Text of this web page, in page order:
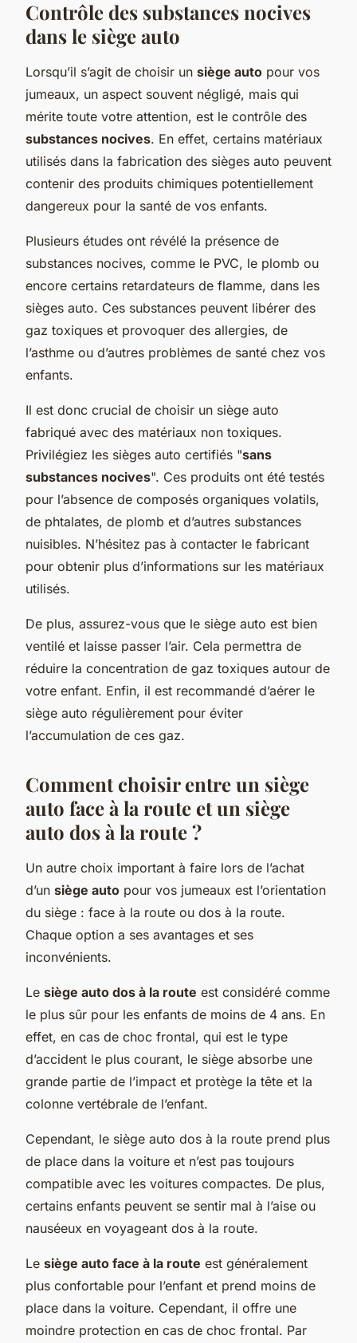
Contrôle des substances nocives
dans le siège auto
Lorsqu’il s’agit de choisir un siège auto pour vos
jumeaux, un aspect souvent négligé, mais qui
mérite toute votre attention, est le contrôle des
substances nocives. En effet, certains matériaux
utilisés dans la fabrication des sièges auto peuvent
contenir des produits chimiques potentiellement
dangereux pour la santé de vos enfants.
Plusieurs études ont révélé la présence de
substances nocives, comme le PVC, le plomb ou
encore certains retardateurs de flamme, dans les
sièges auto. Ces substances peuvent libérer des
gaz toxiques et provoquer des allergies, de
l’asthme ou d’autres problèmes de santé chez vos
enfants.
Il est donc crucial de choisir un siège auto
fabriqué avec des matériaux non toxiques.
Privilégiez les sièges auto certifiés "sans
substances nocives". Ces produits ont été testés
pour l’absence de composés organiques volatils,
de phtalates, de plomb et d’autres substances
nuisibles. N’hésitez pas à contacter le fabricant
pour obtenir plus d’informations sur les matériaux
utilisés.
De plus, assurez-vous que le siège auto est bien
ventilé et laisse passer l’air. Cela permettra de
réduire la concentration de gaz toxiques autour de
votre enfant. Enfin, il est recommandé d’aérer le
siège auto régulièrement pour éviter
l’accumulation de ces gaz.
Comment choisir entre un siège
auto face à la route et un siège
auto dos à la route ?
Un autre choix important à faire lors de l’achat
d’un siège auto pour vos jumeaux est l’orientation
du siège : face à la route ou dos à la route.
Chaque option a ses avantages et ses
inconvénients.
Le siège auto dos à la route est considéré comme
le plus sûr pour les enfants de moins de 4 ans. En
effet, en cas de choc frontal, qui est le type
d’accident le plus courant, le siège absorbe une
grande partie de l’impact et protège la tête et la
colonne vertébrale de l’enfant.
Cependant, le siège auto dos à la route prend plus
de place dans la voiture et n’est pas toujours
compatible avec les voitures compactes. De plus,
certains enfants peuvent se sentir mal à l’aise ou
nauséeux en voyageant dos à la route.
Le siège auto face à la route est généralement
plus confortable pour l’enfant et prend moins de
place dans la voiture. Cependant, il offre une
moindre protection en cas de choc frontal. Par